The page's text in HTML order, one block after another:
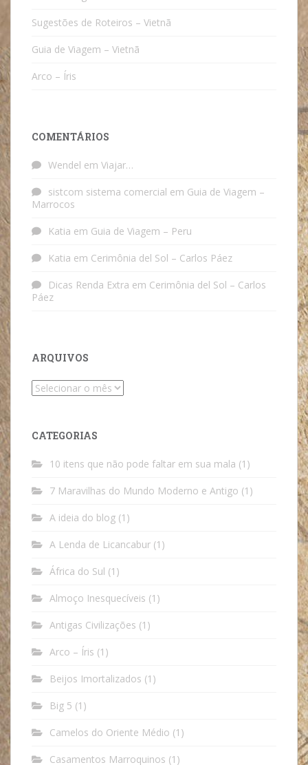
Sugestões de Roteiros – Vietnã
Guia de Viagem – Vietnã
Arco – Íris
COMENTÁRIOS
Wendel em Viajar…
sistcom sistema comercial em Guia de Viagem –
Marrocos
Katia em Guia de Viagem – Peru
Katia em Cerimônia del Sol – Carlos Páez
Dicas Renda Extra em Cerimônia del Sol – Carlos
Páez
ARQUIVOS
Arquivos
CATEGORIAS
10 itens que não pode faltar em sua mala (1)
7 Maravilhas do Mundo Moderno e Antigo (1)
A ideia do blog (1)
A Lenda de Licancabur (1)
África do Sul (1)
Almoço Inesquecíveis (1)
Antigas Civilizações (1)
Arco – Íris (1)
Beijos Imortalizados (1)
Big 5 (1)
Camelos do Oriente Médio (1)
Casamentos Marroquinos (1)